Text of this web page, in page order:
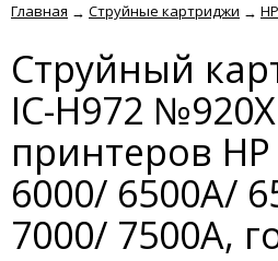
Главная → Струйные картриджи → HP
Струйный
IC-H972
принтеров
6000/ 6500A/
7000/ 7500A,